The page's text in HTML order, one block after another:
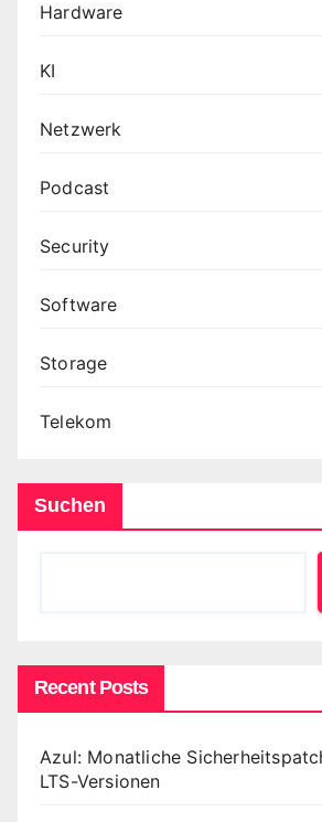
Hardware
KI
Netzwerk
Podcast
Security
Software
Storage
Telekom
Suchen
Recent Posts
Azul: Monatliche
LTS-Versionen